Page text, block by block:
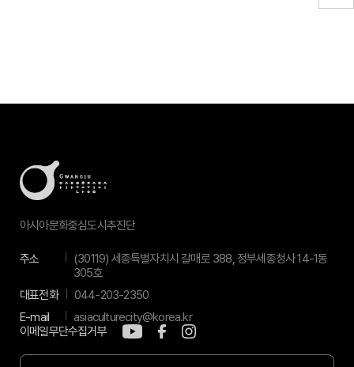
아시아문화중심도시추진단
주소
(30119) 세종특별자치시 갈매로 388, 정부세종청사 14-1동
305호
대표전화
044-203-2350
E-mail
asiaculturecity@korea.kr
이메일무단수집거부